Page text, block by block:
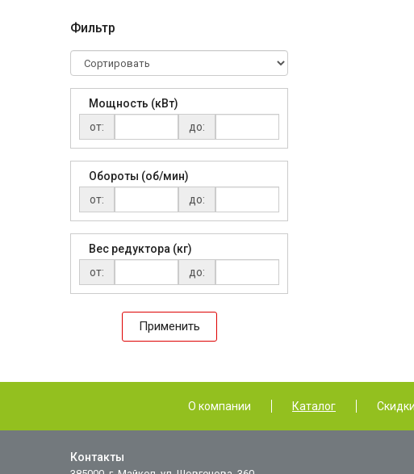
Фильтр
Мощность (кВт)
от:
до:
Обороты (об/мин)
от:
до:
Вес редуктора (кг)
от:
до:
Применить
О компании Каталог Скидки
Контакты